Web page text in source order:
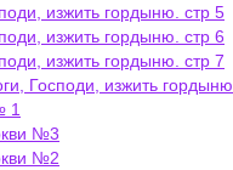
изжить гордыню. стр 5
изжить гордыню. стр 6
изжить гордыню. стр 7
Господи, изжить гордыню.
1
№3
№2